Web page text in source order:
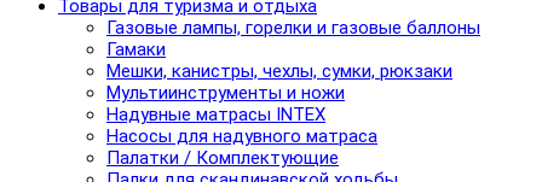
Товары для туризма и отдыха
Газовые лампы, горелки и газовые баллоны
Гамаки
Мешки, канистры, чехлы, сумки, рюкзаки
Мультиинструменты и ножи
Надувные матрасы INTEX
Насосы для надувного матраса
Палатки / Комплектующие